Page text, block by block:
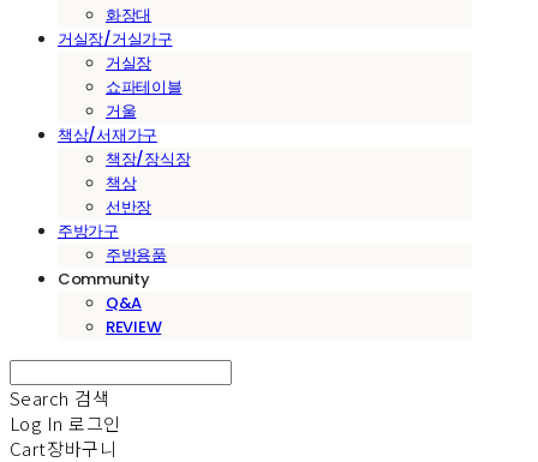
화장대
거실장/거실가구
거실장
쇼파테이블
거울
책상/서재가구
책장/장식장
책상
선반장
주방가구
주방용품
Community
Q&A
REVIEW
Search 검색
Log In 로그인
Cart장바구니